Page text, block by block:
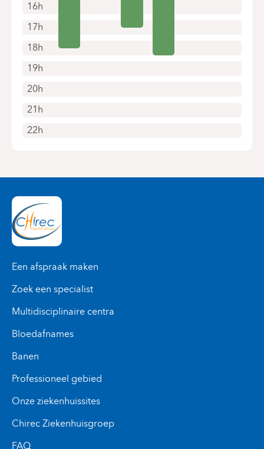
16h
17h
18h
19h
20h
21h
22h
Een afspraak maken
Zoek een specialist
Multidisciplinaire centra
Bloedafnames
Banen
Professioneel gebied
Onze ziekenhuissites
Chirec Ziekenhuisgroep
FAQ